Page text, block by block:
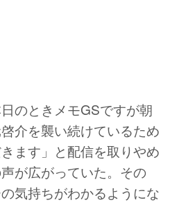
のときメモGSですが朝
介を襲い続けているため
ます」と配信を取りやめ
が広がっていた。その
気持ちがわかるようにな